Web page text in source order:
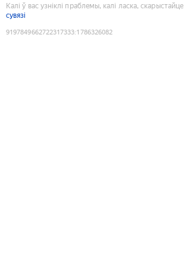
Калі ў вас узніклі праблемы, калі ласка, скарыстайце
сувязі
9197849662722317333:1786326082